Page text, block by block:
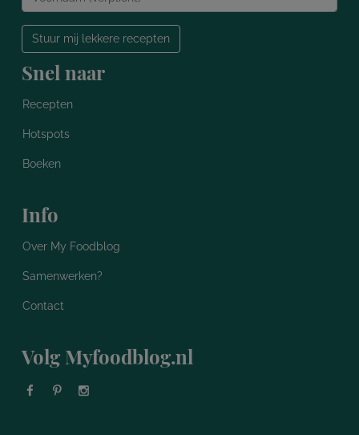
Stuur mij lekkere recepten
Snel naar
Recepten
Hotspots
Boeken
Info
Over My Foodblog
Samenwerken?
Contact
Volg Myfoodblog.nl